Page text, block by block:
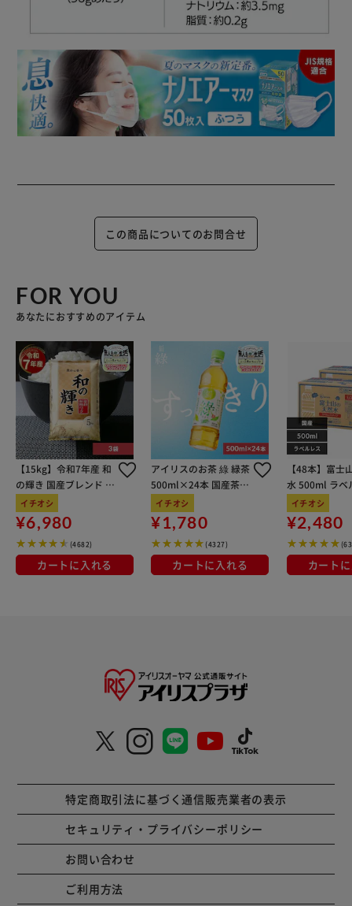
この商品についてのお問合せ
FOR YOU
あなたにおすすめのアイテム
【15kg】令和7年産 和
の輝き 国産ブレンド 5
kg×3袋
イチオシ
¥6,980
(4682)
カートに入れる
アイリスのお茶 綠 緑茶
500ml×24本 国産茶葉
100％使用
イチオシ
¥1,780
(4327)
カートに入れる
【48本】富士
水 500ml ラベ
イチオシ
¥2,480
カート
特定商取引法に基づく通信販売業者の表示
セキュリティ・プライバシーポリシー
お問い合わせ
ご利用方法